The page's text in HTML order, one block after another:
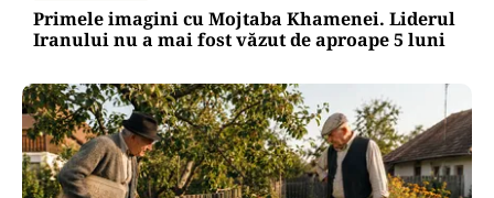
Primele imagini cu Mojtaba Khamenei. Liderul
Iranului nu a mai fost văzut de aproape 5 luni